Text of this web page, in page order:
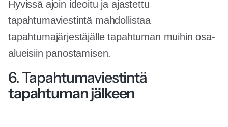
Hyvissä ajoin ideoitu ja ajastettu
tapahtumaviestintä mahdollistaa
tapahtumajärjestäjälle tapahtuman muihin osa-
alueisiin panostamisen.
6. Tapahtumaviestintä
tapahtuman jälkeen